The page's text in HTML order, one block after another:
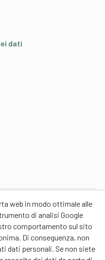
web in modo ottimale alle
di analisi Google
comportamento sul sito
Di conseguenza, non
dati personali. Se non siete
dati